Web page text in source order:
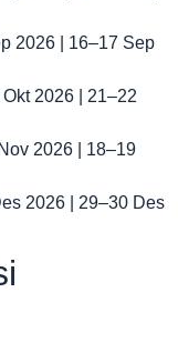
2026 | 16–17 Sep
2026 | 21–22
2026 | 18–19
2026 | 29–30 Des